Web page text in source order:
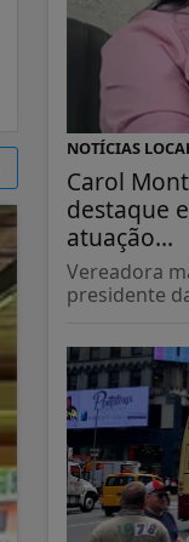
NOTÍCIAS
Carol
destaque
atuação...
Vereadora
presidente